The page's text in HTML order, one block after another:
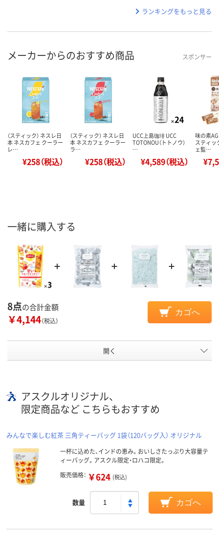
ランキングをもっと見る
メーカーからのおすすめ商品 スポンサー
（スティック） ネスレ日
本 ネスカフェ クーラー
レ…
¥258（税込）
（スティック） ネスレ日
本 ネスカフェ クーラー
ラ…
¥258（税込）
UCC上島珈琲 UCC
TOTONOU（トトノウ）
…
¥4,589（税込）
味の素
スティッ
ェ監…
一緒に購入する
8点の合計金額
￥4,144（税込）
カゴへ
開く
アスクルオリジナル、
限定商品など こちらもおすすめ
みんなで楽しむ紅茶 三角ティーバッグ 1袋（120バッグ入） オリジナル
一杯に込めた、インドの恵み。おいしさたっぷり大容量テ
ィーバッグ。アスクル限定・ロハコ限定。
販売価格： ￥624 (税込)
数量 カゴへ